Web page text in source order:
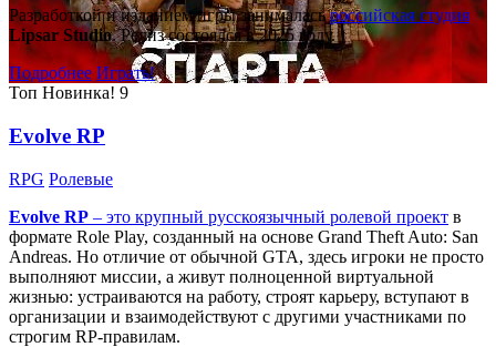
Разработкой и изданием игры занималасьроссийская студия
Lipsar Studio. Релиз состоялся в 2025 году.
Подробнее Играть!
Топ Новинка! 9
Evolve RP
RPG Ролевые
Evolve RP – это крупный русскоязычный ролевой проект в
формате Role Play, созданный на основе Grand Theft Auto: San
Andreas. Но отличие от обычной GTA, здесь игроки не просто
выполняют миссии, а живут полноценной виртуальной
жизнью: устраиваются на работу, строят карьеру, вступают в
организации и взаимодействуют с другими участниками по
строгим RP-правилам.